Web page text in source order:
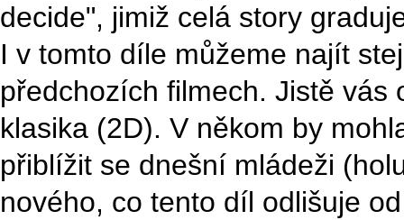
decide", jimiž celá story
I v tomto díle můžeme najít
předchozích filmech. Jistě
klasika (2D). V někom by
přiblížit se dnešní mládeži
nového, co tento díl odlišuje